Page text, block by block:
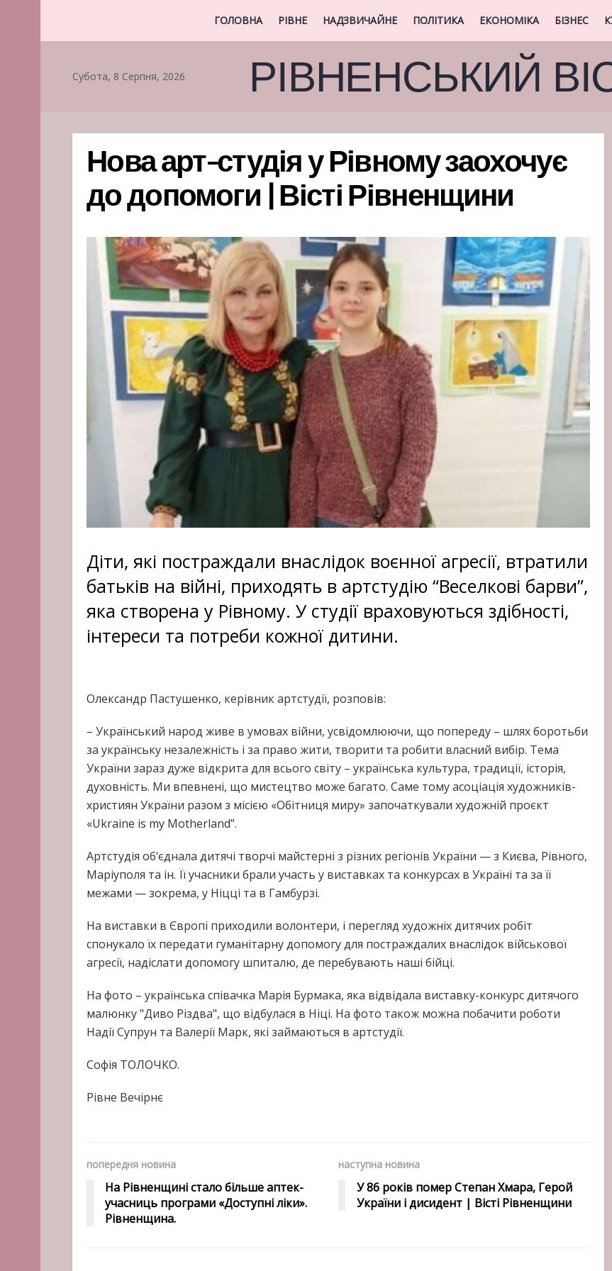
ГОЛОВНА РІВНЕ НАДЗВИЧАЙНЕ ПОЛІТИКА ЕКОНОМІКА БІЗНЕС
Субота, 8 Серпня, 2026 РІВНЕНСЬКИЙ
Нова арт-студія у Рівному заохочує
до допомоги | Вісті Рівненщини
Діти, які постраждали внаслідок воєнної агресії, втратили
батьків на війні, приходять в артстудію “Веселкові барви”,
яка створена у Рівному. У студії враховуються здібності,
інтереси та потреби кожної дитини.
Олександр Пастушенко, керівник артстудії, розповів:
– Український народ живе в умовах війни, усвідомлюючи, що попереду – шлях боротьби
за українську незалежність і за право жити, творити та робити власний вибір. Тема
України зараз дуже відкрита для всього світу – українська культура, традиції, історія,
духовність. Ми впевнені, що мистецтво може багато. Саме тому асоціація художників-
християн України разом з місією «Обітниця миру» започаткували художній проєкт
«Ukraine is my Motherland”.
Артстудія об‘єднала дитячі творчі майстерні з різних регіонів України — з Києва, Рівного,
Маріуполя та ін. Її учасники брали участь у виставках та конкурсах в Україні та за її
межами — зокрема, у Ніцці та в Гамбурзі.
На виставки в Європі приходили волонтери, і перегляд художніх дитячих робіт
спонукало їх передати гуманітарну допомогу для постраждалих внаслідок військової
агресії, надіслати допомогу шпиталю, де перебувають наші бійці.
На фото – українська співачка Марія Бурмака, яка відвідала виставку-конкурс дитячого
малюнку "Диво Різдва", що відбулася в Ніці. На фото також можна побачити роботи
Надії Супрун та Валерії Марк, які займаються в артстудії.
Софія ТОЛОЧКО.
Рівне Вечірнє
попередня новина
На Рівненщині стало більше аптек-
учасниць програми «Доступні ліки».
Рівненщина.
наступна новина
У 86 років помер Степан Хмара, Герой
України і дисидент | Вісті Рівненщини